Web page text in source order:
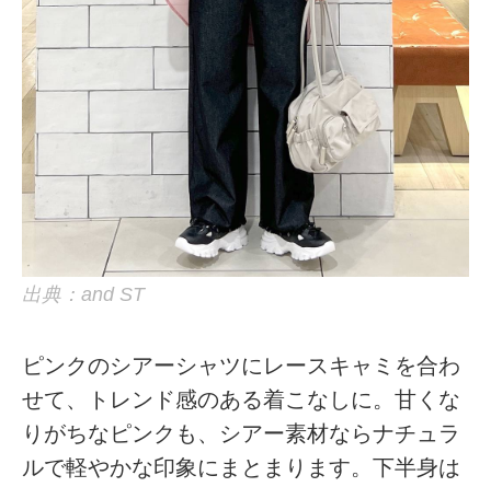
出典：and ST
ピンクのシアーシャツにレースキャミを合わ
せて、トレンド感のある着こなしに。甘くな
りがちなピンクも、シアー素材ならナチュラ
ルで軽やかな印象にまとまります。下半身は